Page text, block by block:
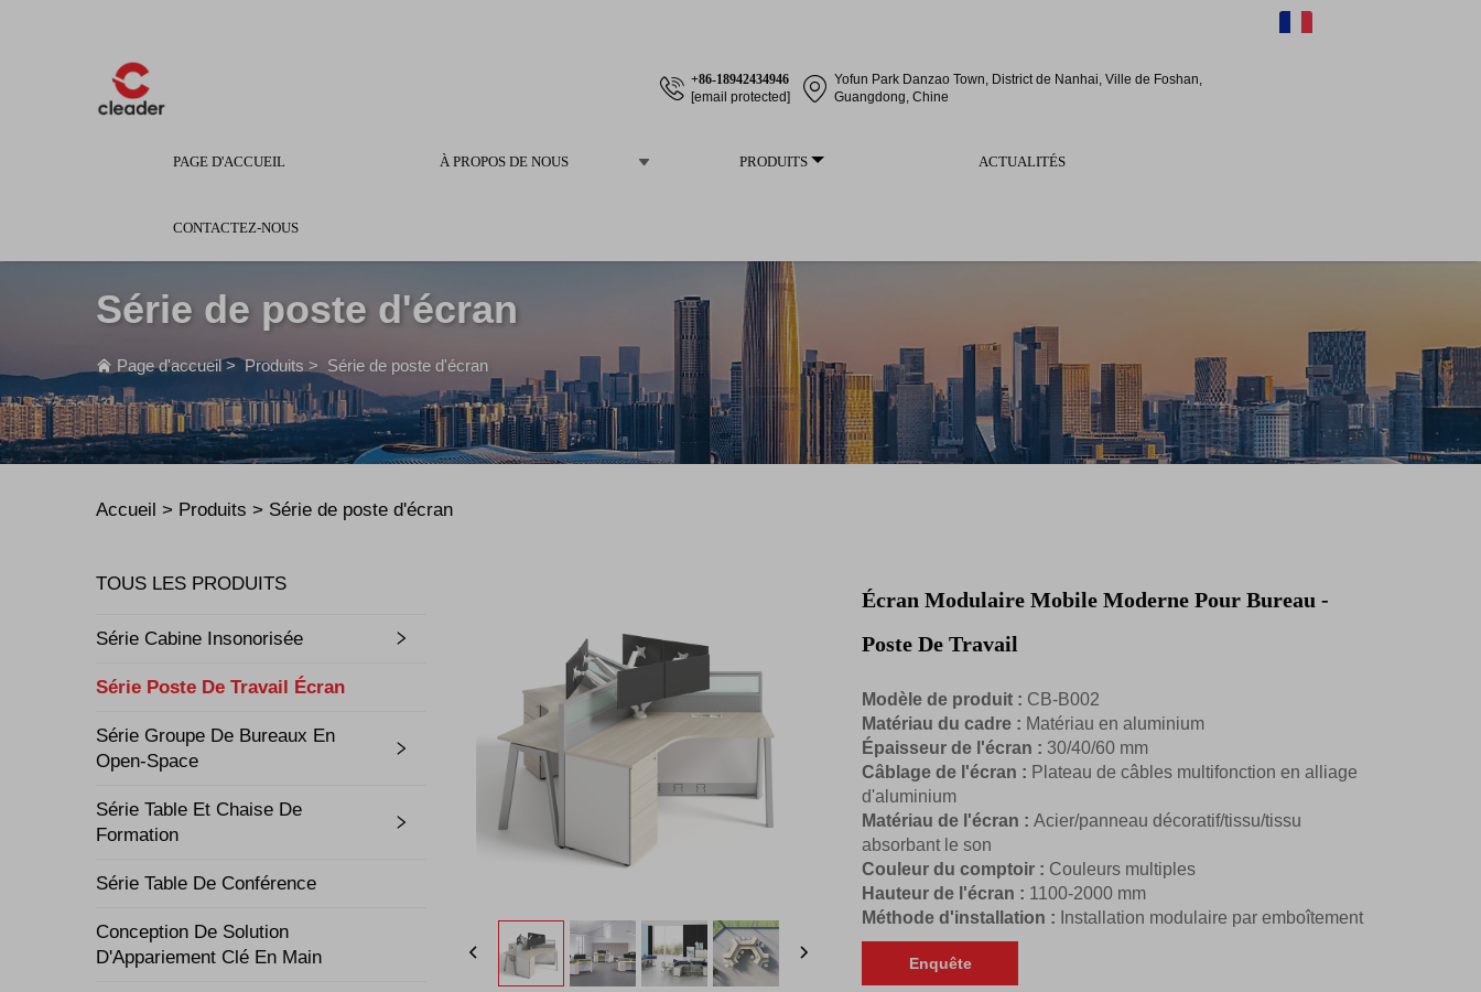
+86-18942434946
[email protected]
Yofun Park Danzao Town, District de Nanhai, Ville de Foshan,
Guangdong, Chine
PAGE D'ACCUEIL À PROPOS DE NOUS PRODUITS ACTUALITÉS
CONTACTEZ-NOUS
Série de poste d'écran
Page d'accueil>Produits > Série de poste d'écran
Accueil > Produits > Série de poste d'écran
TOUS LES PRODUITS
Série Cabine Insonorisée
Série Poste De Travail Écran
Série Groupe De Bureaux En
Open-Space
Série Table Et Chaise De
Formation
Série Table De Conférence
Conception De Solution
D'Appariement Clé En Main
Écran Modulaire Mobile Moderne Pour Bureau -
Poste De Travail
Modèle de produit : CB-B002
Matériau du cadre : Matériau en aluminium
Épaisseur de l'écran : 30/40/60 mm
Câblage de l'écran : Plateau de câbles multifonction en alliage
d'aluminium
Matériau de l'écran : Acier/panneau décoratif/tissu/tissu
absorbant le son
Couleur du comptoir : Couleurs multiples
Hauteur de l'écran : 1100-2000 mm
Méthode d'installation : Installation modulaire par emboîtement
Enquête